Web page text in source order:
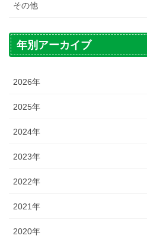
その他
年別アーカイブ
2026年
2025年
2024年
2023年
2022年
2021年
2020年